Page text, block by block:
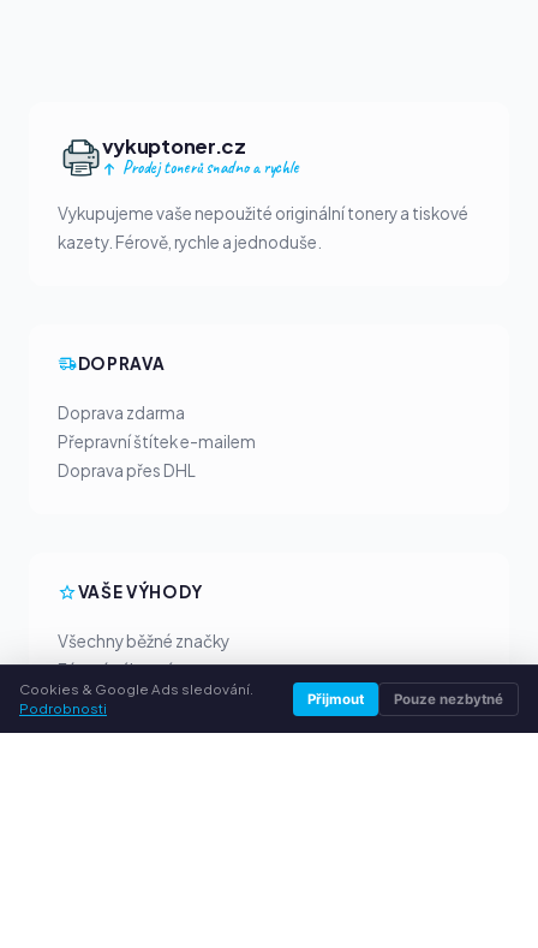
vykuptoner.cz
Prodej tonerů snadno a rychle
Vykupujeme vaše nepoužité originální tonery a tiskové
kazety. Férově, rychle a jednoduše.
DOPRAVA
Doprava zdarma
Přepravní štítek e-mailem
Doprava přes DHL
VAŠE VÝHODY
Všechny běžné značky
Férové výkupní ceny
Peníze předem přes PayPal
Cookies & Google Ads sledování.
Podrobnosti
Přijmout Pouze nezbytné